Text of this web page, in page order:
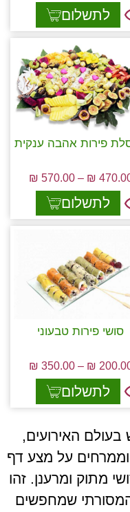
לתשלום
פירות אהבה ענקית
₪
–
570.00
₪
לתשלום
סושי פירות טבעוני
₪
–
350.00
₪
לתשלום
האירועים,
וממרחים על מצע דף
מתוק ומרענן. זהו
שמחפשים